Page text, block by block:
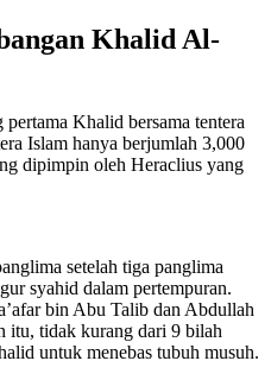
Khalid Al-
Khalid bersama tentera
Islam hanya berjumlah 3,000
dipimpin oleh Heraclius yang
setelah tiga panglima
syahid dalam pertempuran.
bin Abu Talib dan Abdullah
itu, tidak kurang dari 9 bilah
untuk menebas tubuh musuh.